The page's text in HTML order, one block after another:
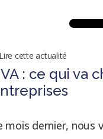
cette actualité
: ce qui va
mois dernier, nous